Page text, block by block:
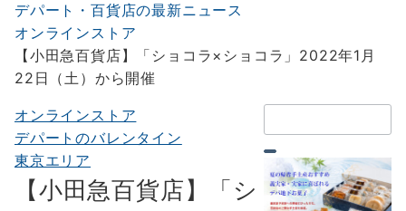
デパート・百貨店の最新ニュース
オンラインストア
【小田急百貨店】「ショコラ×ショコラ」2022年1月
22日（土）から開催
オンラインストア
デパートのバレンタイン
東京エリア
【小田急百貨店】「シ
索：